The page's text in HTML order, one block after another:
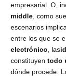
empresarial. O,
middle , como
escenarios
entre los que se
electrónico , las
constituyentodo
dónde procede.